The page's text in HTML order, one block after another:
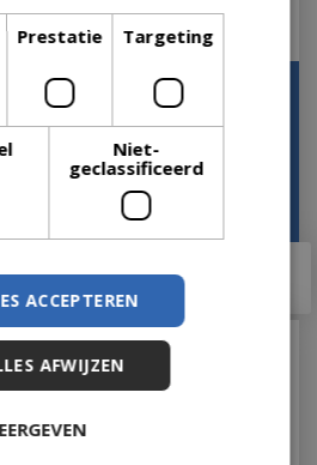
Eetkamerstoel Ava
zwart 82cm
€71,20
Op voorraad
Prestatie Targeting
Niet-
geclassificeerd
ACCEPTEREN
AFWIJZEN